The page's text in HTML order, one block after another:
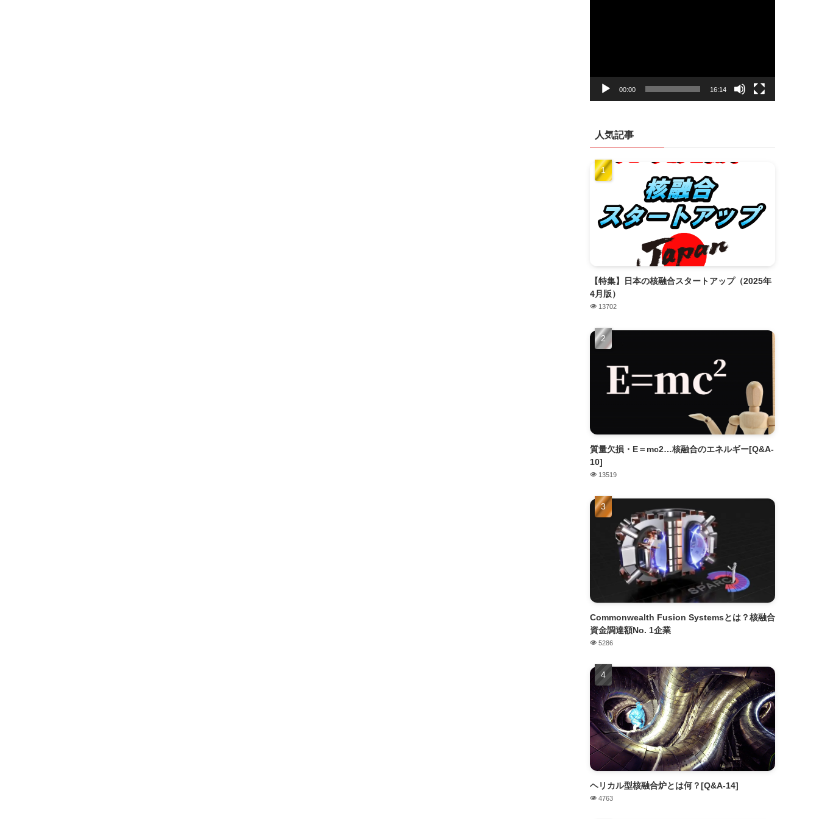
00:00 16:14
人気記事
【特集】日本の核融合スタートアップ（2025年
4月版）
13702
質量欠損・E＝mc2…核融合のエネルギー[Q&A-
10]
13519
Commonwealth Fusion Systemsとは？核融合
資金調達額No. 1企業
5286
ヘリカル型核融合炉とは何？[Q&A-14]
4763